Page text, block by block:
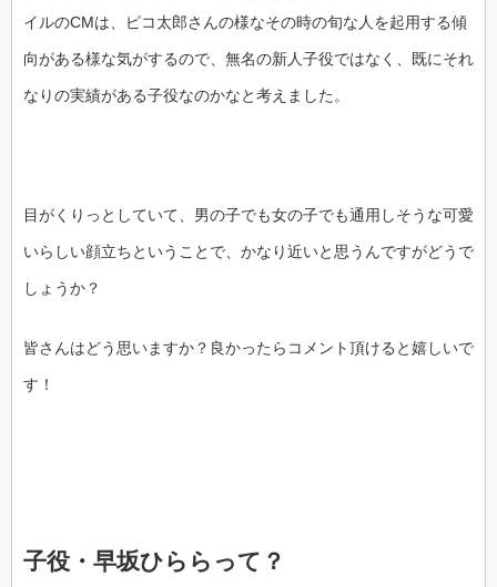
イルのCMは、ピコ太郎さんの様なその時の旬な人を起用する傾
向がある様な気がするので、無名の新人子役ではなく、既にそれ
なりの実績がある子役なのかなと考えました。
目がくりっとしていて、男の子でも女の子でも通用しそうな可愛
いらしい顔立ちということで、かなり近いと思うんですがどうで
しょうか？
皆さんはどう思いますか？良かったらコメント頂けると嬉しいで
す！
子役・早坂ひららって？